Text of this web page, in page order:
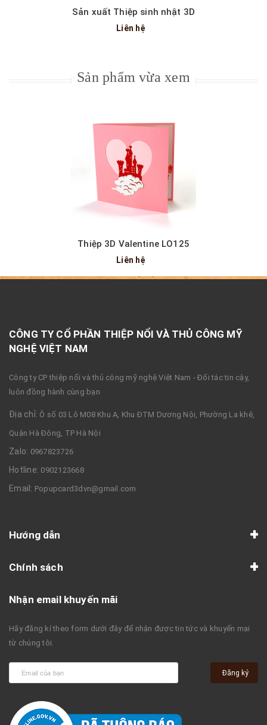
Sản xuất Thiệp sinh nhật 3D
Liên hệ
Sản phẩm vừa xem
Thiệp 3D Valentine LO125
Liên hệ
CÔNG TY CỔ PHẦN THIỆP NỔI VÀ THỦ CÔNG MỸ
NGHỆ VIỆT NAM
Công ty CP thiệp nổi và thủ công mỹ nghệ Việt Nam - Đối tác tin cậy,
luôn đồng hành cùng bạn
Địa chỉ: Ô số 03 Lô M08 Khu A, Khu ĐTM Dương Nội, Phường La khê,
Quận Hà Đông, TP Hà Nội
Zalo: 0967823726
Hotline: 0902123668
Email: Popupcard3dvn@gmail.com
Hướng dẫn
Chính sách
Nhận email khuyến mãi
Hãy đăng kí theo form dưới đây để nhận được tin tức và khuyến mại
từ chúng tôi.
Đăng ký